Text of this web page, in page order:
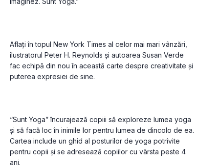
Aflați în topul New York Times al celor mai mari vânzări,
ilustratorul Peter H. Reynolds și autoarea Susan Verde
fac echipă din nou în această carte despre creativitate și
“Sunt Yoga” încurajează copiii să exploreze lumea yoga
și să facă loc în inimile lor pentru lumea de dincolo de ea.
Cartea include un ghid al posturilor de yoga potrivite
pentru copii și se adresează copiilor cu vârsta peste 4